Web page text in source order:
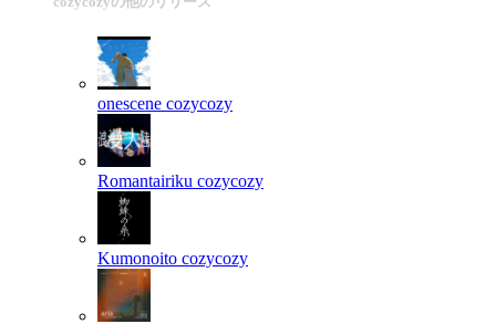
onescene cozycozy
Romantairiku cozycozy
Kumonoito cozycozy